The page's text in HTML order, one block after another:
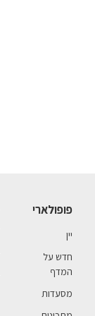
פופולארי
יין
חדש על
המדף
מסעדות